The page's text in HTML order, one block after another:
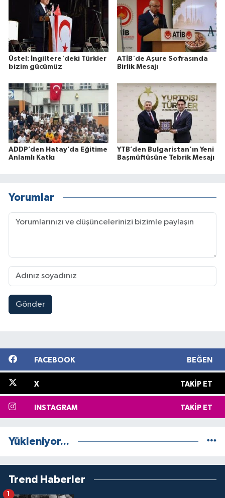
Üstel: İngiltere'deki Türkler
bizim gücümüz
ATİB'de Aşure Sofrasında
Birlik Mesajı
ADDP’den Hatay’da Eğitime
Anlamlı Katkı
YTB’den Bulgaristan’ın Yeni
Başmüftüsüne Tebrik Mesajı
Yorumlar
Gönder
FACEBOOK BEĞEN
X TAKIP ET
INSTAGRAM TAKIP ET
Yükleniyor...
Trend Haberler
1